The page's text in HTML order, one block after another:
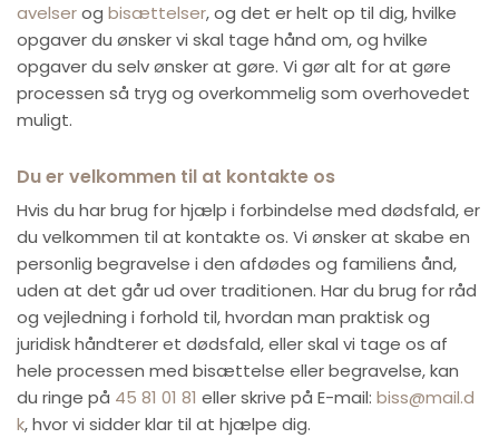
avelserog bisættelser, og det er helt op til dig, hvilke
opgaver du ønsker vi skal tage hånd om, og hvilke
opgaver du selv ønsker at gøre. Vi gør alt for at gøre
processen så tryg og overkommelig som overhovedet
muligt.
Du er velkommen til at kontakte os
Hvis du har brug for hjælp i forbindelse med dødsfald, er
du velkommen til at kontakte os. Vi ønsker at skabe en
personlig begravelse i den afdødes og familiens ånd,
uden at det går ud over traditionen. Har du brug for råd
og vejledning i forhold til, hvordan man praktisk og
juridisk håndterer et dødsfald, eller skal vi tage os af
hele processen med bisættelse eller begravelse, kan
du ringe på 45 81 01 81 eller skrive på E-mail: biss@mail.d
k, hvor vi sidder klar til at hjælpe dig.